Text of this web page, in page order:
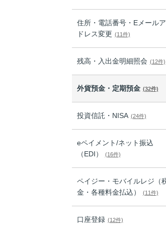
住所・電話番号・Eメールア
ドレス変更 (11件)
残高・入出金明細照会 (12件)
外貨預金・定期預金 (32件)
投資信託・NISA (24件)
eペイメント/ネット振込
（EDI）
(16件)
ペイジー・モバイルレジ（
金・各種料金払込）
(11件)
口座登録 (12件)